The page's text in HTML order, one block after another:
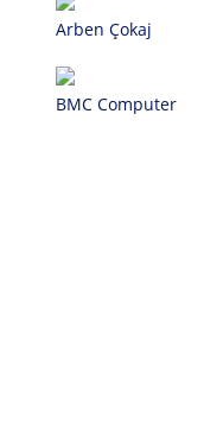
Arben Çokaj
BMC Computer